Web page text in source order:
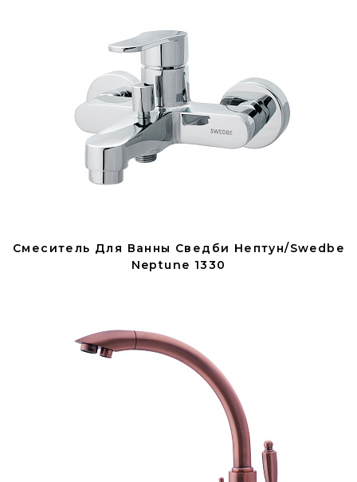
Смеситель Для Ванны Сведби Нептун/Swedbe
Neptune 1330